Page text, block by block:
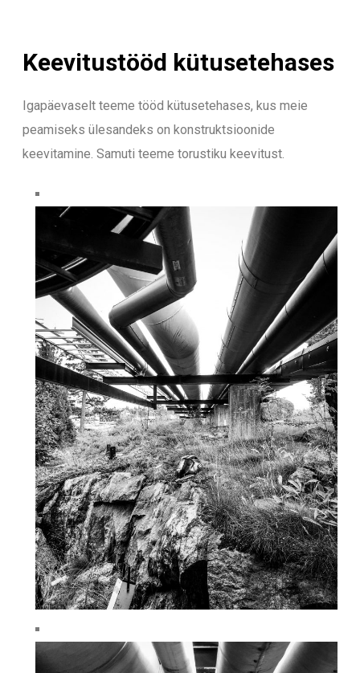
Keevitustööd kütusetehases
Igapäevaselt teeme tööd kütusetehases, kus meie
peamiseks ülesandeks on konstruktsioonide
keevitamine. Samuti teeme torustiku keevitust.